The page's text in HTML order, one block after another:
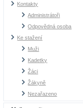
Kontakty
Administrátoři
Odpovědná osoba
Ke stažení
Muži
Kadetky
Žáci
Žákyně
Nezařazeno